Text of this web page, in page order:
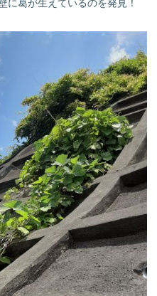
に葛が生えているのを発見！